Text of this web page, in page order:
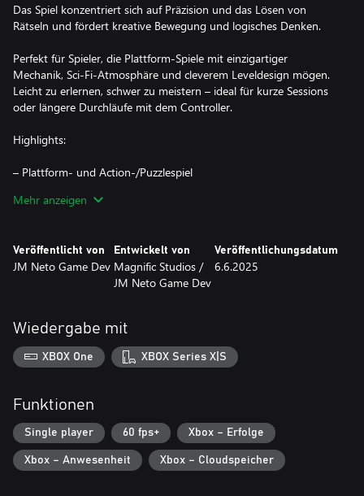
Das Spiel konzentriert sich auf Präzision und das Lösen von
Rätseln und fördert kreative Bewegung und logisches Denken.
Perfekt für Spieler, die Plattform-Spiele mit einzigartiger
Mechanik, Sci-Fi-Atmosphäre und cleverem Leveldesign mögen.
Leicht zu erlernen, schwer zu meistern – ideal für kurze Sessions
oder längere Durchläufe mit dem Controller.
Highlights:
– Plattform- und Action-/Puzzlespiel
– Immersive Musik
Mehr anzeigen
Veröffentlicht von
JM Neto Game Dev
Entwickelt von
Magnific Studios /
JM Neto Game Dev
Veröffentlichungsdatum
6.6.2025
Wiedergabe mit
XBOX One XBOX Series X|S
Funktionen
Single player 60 fps+ Xbox – Erfolge
Xbox – Anwesenheit Xbox – Cloudspeicher